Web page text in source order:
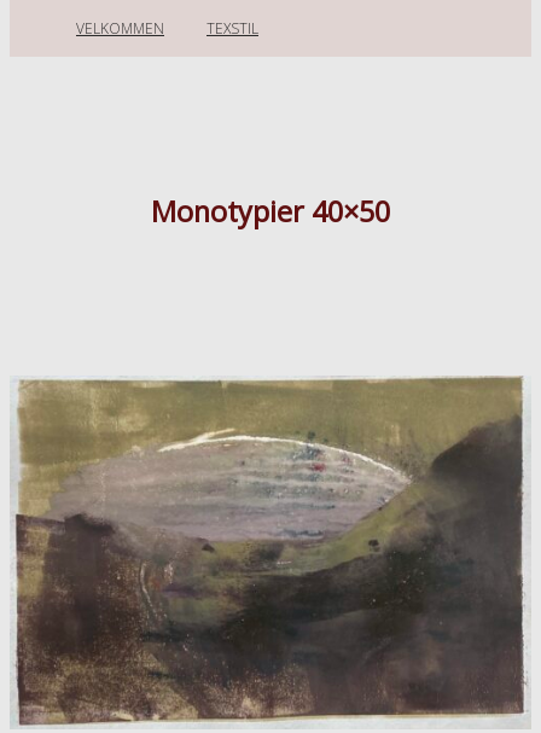
VELKOMMEN TEXSTIL
Monotypier 40×50